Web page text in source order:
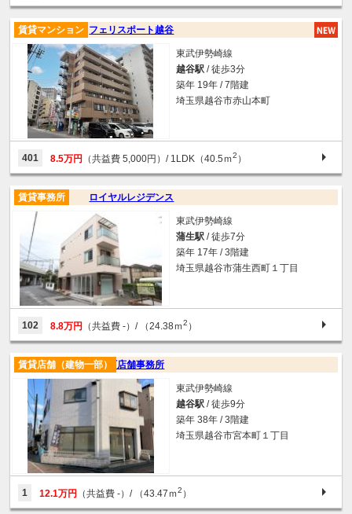
フェリスポート越谷
賃貸マンション
東武伊勢崎線
越谷駅 / 徒歩3分
築年 19年 / 7階建
埼玉県越谷市赤山本町
401 8.5万円 （共益費 5,000円）/ 1LDK（40.5ｍ2 ）
ロイヤルレジデンス
賃貸事務所
東武伊勢崎線
蒲生駅 / 徒歩7分
築年 17年 / 3階建
埼玉県越谷市蒲生西町１丁目
102 8.8万円 （共益費 -）/ （24.38ｍ2 ）
宮本町店舗事務所
賃貸店舗（建物一部）
東武伊勢崎線
越谷駅 / 徒歩9分
築年 38年 / 3階建
埼玉県越谷市宮本町１丁目
1 12.1万円 （共益費 -）/ （43.47ｍ2 ）